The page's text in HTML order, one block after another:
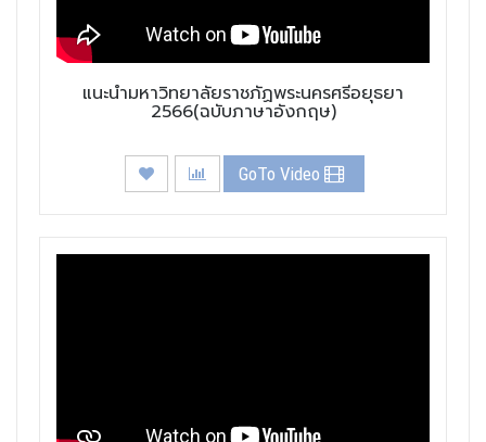
แนะนำมหาวิทยาลัยราชภัฏพระนครศรีอยุธยา
2566(ฉบับภาษาอังกฤษ)
GoTo Video